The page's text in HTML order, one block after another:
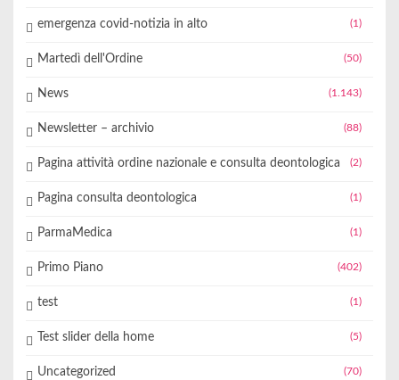
emergenza covid-notizia in alto (1)
Martedì dell'Ordine (50)
News (1.143)
Newsletter – archivio (88)
Pagina attività ordine nazionale e consulta deontologica (2)
Pagina consulta deontologica (1)
ParmaMedica (1)
Primo Piano (402)
test (1)
Test slider della home (5)
Uncategorized (70)